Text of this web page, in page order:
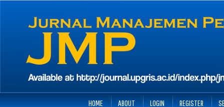
HOME ABOUT LOGIN REGISTER